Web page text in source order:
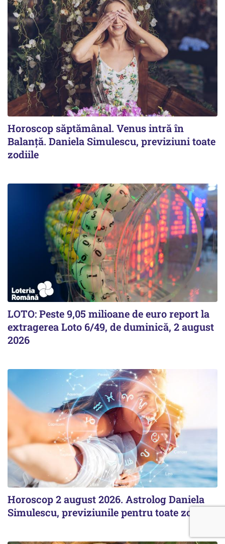
Horoscop săptămânal. Venus intră în
Balanță. Daniela Simulescu, previziuni toate
zodiile
LOTO: Peste 9,05 milioane de euro report la
extragerea Loto 6/49, de duminică, 2 august
2026
Horoscop 2 august 2026. Astrolog Daniela
Simulescu, previziunile pentru toate zodiile